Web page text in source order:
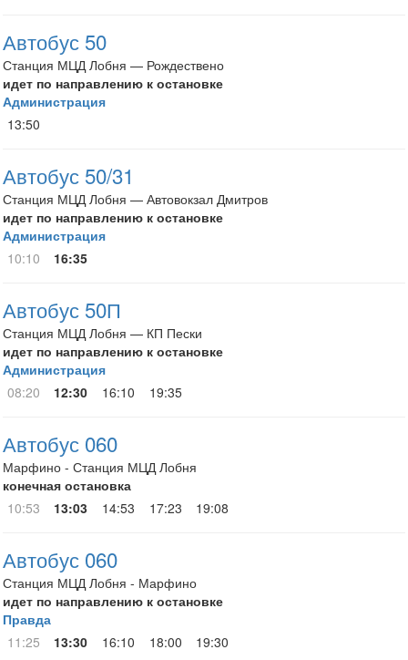
Автобус 50
Станция МЦД Лобня — Рождествено
идет по направлению к остановке
Администрация
13:50
Автобус 50/31
Станция МЦД Лобня — Автовокзал Дмитров
идет по направлению к остановке
Администрация
10:10
16:35
Автобус 50П
Станция МЦД Лобня — КП Пески
идет по направлению к остановке
Администрация
08:20
12:30 16:10 19:35
Автобус 060
Марфино - Станция МЦД Лобня
конечная остановка
10:53
13:03 14:53 17:23 19:08
Автобус 060
Станция МЦД Лобня - Марфино
идет по направлению к остановке
Правда
11:25
13:30 16:10 18:00 19:30